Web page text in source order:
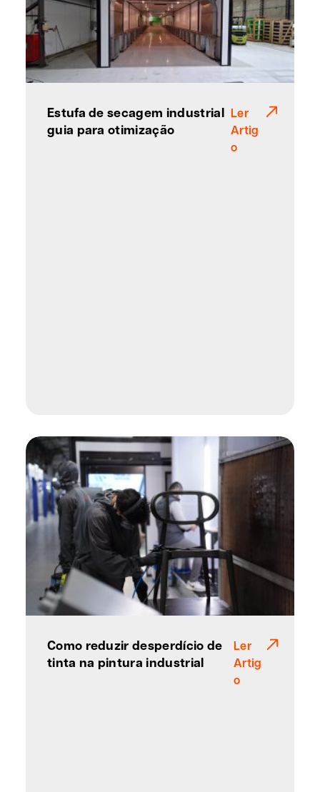
Estufa de secagem industrial
guia para otimização
Ler
Artig
o
Como reduzir desperdício de
tinta na pintura industrial
Ler
Artig
o